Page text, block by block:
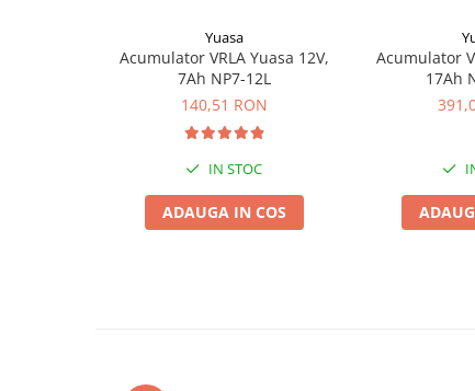
Turbine eoliene pentru casă
Acumulatori VRLA AGM/GEL /
Baterii si acumulatori gel si VRLA
Baterii si acumulatori AGM VRLA
Yuasa
Acumulator VRLA Yuasa 12V,
7Ah NP7-12L
140,51 RON
IN STOC
ADAUGA IN COS
Acumulator
17Ah